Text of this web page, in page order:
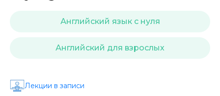
Английский язык с нуля
Английский для взрослых
Лекции в записи